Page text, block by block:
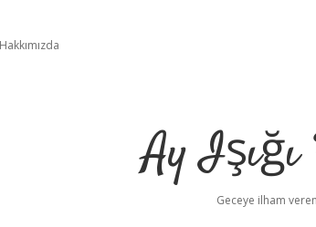
Hakkımızda
Ay
Geceye ilham